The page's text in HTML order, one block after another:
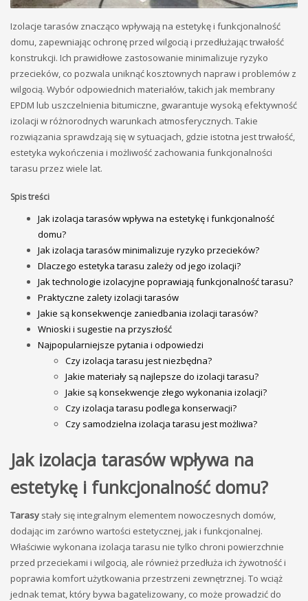
Izolacje tarasów znacząco wpływają na estetykę i funkcjonalność
domu, zapewniając ochronę przed wilgocią i przedłużając trwałość
konstrukcji. Ich prawidłowe zastosowanie minimalizuje ryzyko
przecieków, co pozwala uniknąć kosztownych napraw i problemów z
wilgocią. Wybór odpowiednich materiałów, takich jak membrany
EPDM lub uszczelnienia bitumiczne, gwarantuje wysoką efektywność
izolacji w różnorodnych warunkach atmosferycznych. Takie
rozwiązania sprawdzają się w sytuacjach, gdzie istotna jest trwałość,
estetyka wykończenia i możliwość zachowania funkcjonalności
tarasu przez wiele lat.
Spis treści
Jak izolacja tarasów wpływa na estetykę i funkcjonalność
domu?
Jak izolacja tarasów minimalizuje ryzyko przecieków?
Dlaczego estetyka tarasu zależy od jego izolacji?
Jak technologie izolacyjne poprawiają funkcjonalność tarasu?
Praktyczne zalety izolacji tarasów
Jakie są konsekwencje zaniedbania izolacji tarasów?
Wnioski i sugestie na przyszłość
Najpopularniejsze pytania i odpowiedzi
Czy izolacja tarasu jest niezbędna?
Jakie materiały są najlepsze do izolacji tarasu?
Jakie są konsekwencje złego wykonania izolacji?
Czy izolacja tarasu podlega konserwacji?
Czy samodzielna izolacja tarasu jest możliwa?
Jak izolacja tarasów wpływa na
estetykę i funkcjonalność domu?
Tarasy stały się integralnym elementem nowoczesnych domów,
dodając im zarówno wartości estetycznej, jak i funkcjonalnej.
Właściwie wykonana izolacja tarasu nie tylko chroni powierzchnie
przed przeciekami i wilgocią, ale również przedłuża ich żywotność i
poprawia komfort użytkowania przestrzeni zewnętrznej. To wciąż
jednak temat, który bywa bagatelizowany, co może prowadzić do